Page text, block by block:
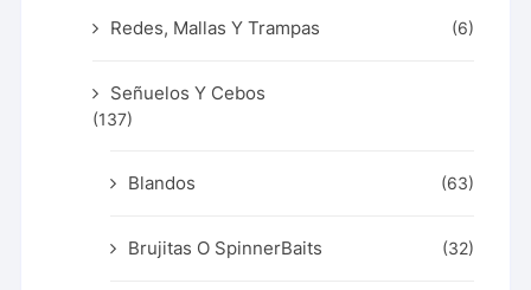
Redes, Mallas Y Trampas (6)
Señuelos Y Cebos
(137)
Blandos (63)
Brujitas O SpinnerBaits (32)